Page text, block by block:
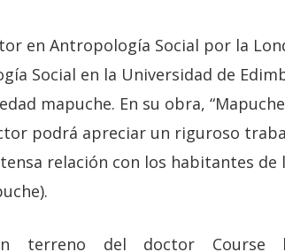
en Antropología Social por la
Social en la Universidad de
mapuche. En su obra,
podrá apreciar un riguroso
relación con los habitantes de
terreno del doctor